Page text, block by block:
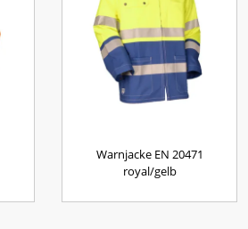
Warnjacke EN 20471
royal/gelb